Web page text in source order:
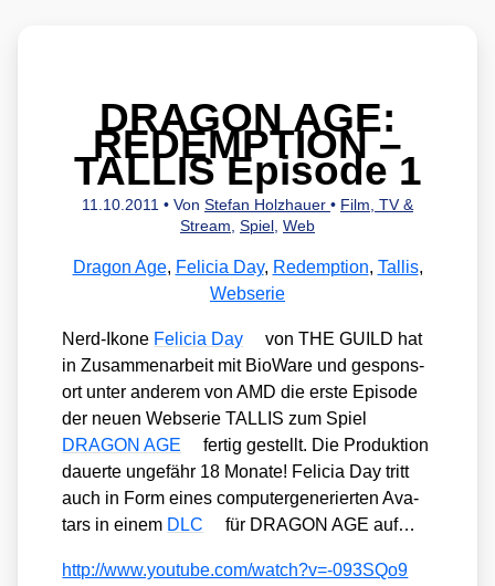
DRAGON AGE:
REDEMPTION –
TALLIS Episode 1
11.10.2011 • Von Stefan Holzhauer • Film, TV &
Stream, Spiel , Web
Dragon Age, Felicia Day, Redemption, Tallis,
Webserie
Nerd-Iko­ne Feli­cia Day
von THE GUILD hat
in Zusam­men­ar­beit mit Bio­Wa­re und gespons­
ort unter ande­rem von AMD die ers­te Epi­so­de
der neu­en Webse­rie TALLIS zum Spiel
DRAGON AGE
fer­tig gestellt. Die Pro­duk­ti­on
dau­er­te unge­fähr 18 Mona­te! Feli­cia Day tritt
auch in Form eines com­pu­ter­ge­nerier­ten Ava­
tars in einem DLC für DRAGON AGE auf…
http://​www​.you​tube​.com/​w​a​t​c​h​?​v​=​-​0​9​3​S​Q​o​9​